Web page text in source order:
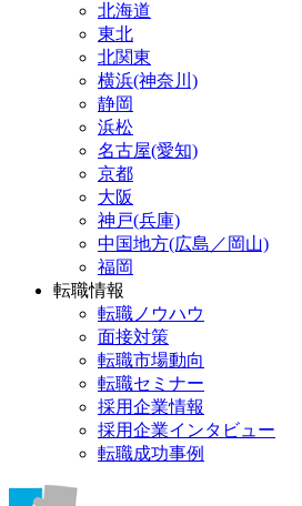
北海道
東北
北関東
横浜(神奈川)
静岡
浜松
名古屋(愛知)
京都
大阪
神戸(兵庫)
中国地方(広島／岡山)
福岡
転職情報
転職ノウハウ
面接対策
転職市場動向
転職セミナー
採用企業情報
採用企業インタビュー
転職成功事例